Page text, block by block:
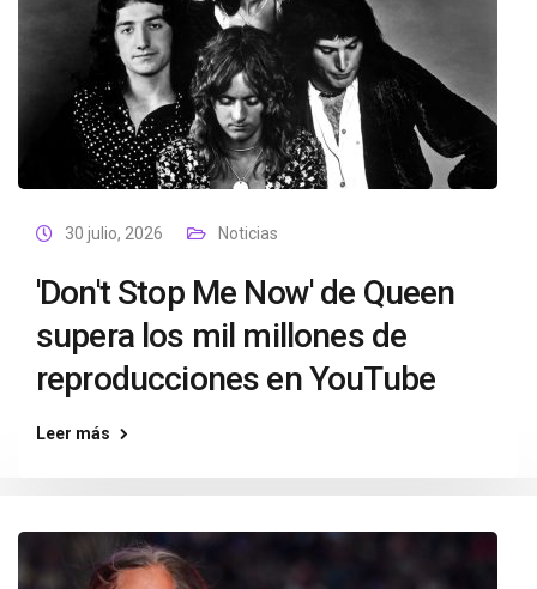
30 julio, 2026 Noticias
'Don't Stop Me Now' de Queen
supera los mil millones de
reproducciones en YouTube
Leer más